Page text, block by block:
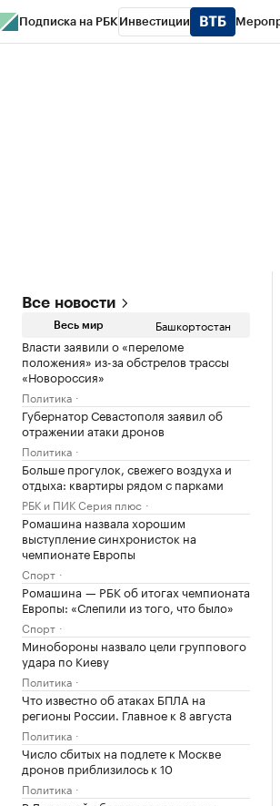
Подписка на РБК Инвестиции
Все новости
Весь мир Башкортостан
Власти заявили о «переломе
положения» из-за обстрелов трассы
«Новороссия»
Политика
Губернатор Севастополя заявил об
отражении атаки дронов
Политика
Больше прогулок, свежего воздуха и
отдыха: квартиры рядом с парками
РБК и ПИК Серия плюс
Ромашина назвала хорошим
выступление синхронисток на
чемпионате Европы
Спорт
Ромашина — РБК об итогах чемпионата
Европы: «Слепили из того, что было»
Спорт
Минобороны назвало цели группового
удара по Киеву
Политика
Что известно об атаках БПЛА на
регионы России. Главное к 8 августа
Политика
Число сбитых на подлете к Москве
дронов приблизилось к 10
Политика